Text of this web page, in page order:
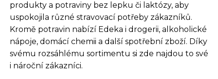
produkty a potraviny bez lepku či laktózy, aby
uspokojila různé stravovací potřeby zákazníků.
Kromě potravin nabízí Edeka i drogerii, alkoholické
nápoje, domácí chemii a další spotřební zboží. Díky
svému rozsáhlému sortimentu si zde najdou to své
i nároční zákazníci.